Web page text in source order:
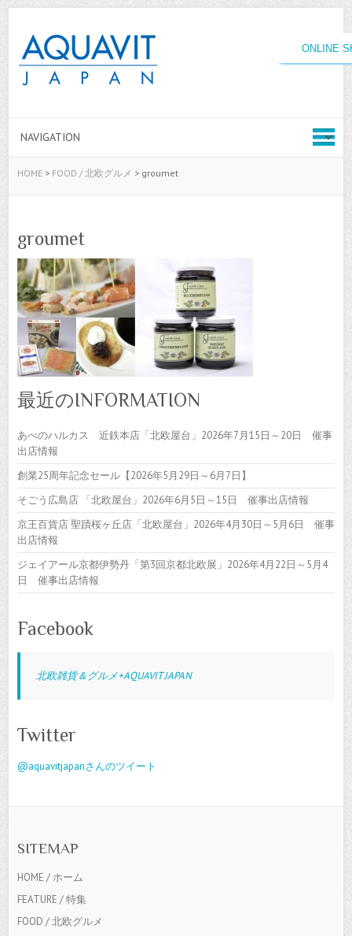
ONLINE
HOME> FOOD / 北欧グルメ > groumet
groumet
最近のINFORMATION
あべのハルカス 近鉄本店「北欧屋台」2026年7月15日～20日 催事
出店情報
創業25周年記念セール【2026年5月29日～6月7日】
そごう広島店 「北欧屋台」2026年6月5日～15日 催事出店情報
京王百貨店 聖蹟桜ヶ丘店「北欧屋台」2026年4月30日～5月6日 催事
出店情報
ジェイアール京都伊勢丹「第3回京都北欧展」2026年4月22日～5月4
日 催事出店情報
Facebook
北欧雑貨＆グルメ+AQUAVIT JAPAN
Twitter
@aquavitjapanさんのツイート
SITEMAP
HOME / ホーム
FEATURE / 特集
FOOD / 北欧グルメ